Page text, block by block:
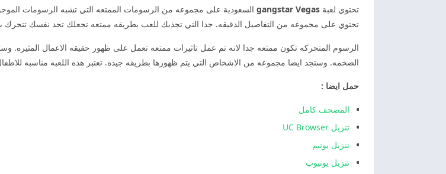
تحتوي لعبة gangstar Vegas السعودية على مجموعه من الرسومات الممتعه التي تشبه الرسومات
تحتوي على مجموعه من التفاصيل الدقيقه. جدا التي تجذبك للعب بطريقه ممتعه تجعلك تجد نفسك تتحرك
الرسوم المتحركه تكون ممتعه جدا لانه تم عمل تاثيرات ممتعه تعمل على ظهور حقيقه الاعمال
الضخمه. وستجد ايضا مجموعه من الاشخاص التي يتم ظهورها بطريقه جيده. تعتبر هذه اللعبه مناسبه
حمل ايضا :
المصحف كامل
تنزيل UC Browser
تنزيل بوتيم
تنزيل يوتيوب